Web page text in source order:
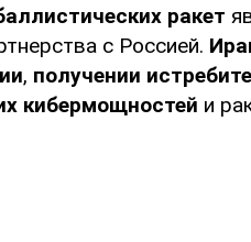
ракет
с Россией.
, получении
кибермощностей и